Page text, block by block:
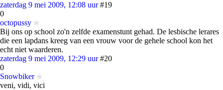
zaterdag 9 mei 2009, 12:08 uur #19
0
octopussy
Bij ons op school zo'n zelfde examenstunt gehad. De lesbische lerares
die een lapdans kreeg van een vrouw voor de gehele school kon het
echt niet waarderen.
zaterdag 9 mei 2009, 12:29 uur #20
0
Snowbiker
veni, vidi, vici